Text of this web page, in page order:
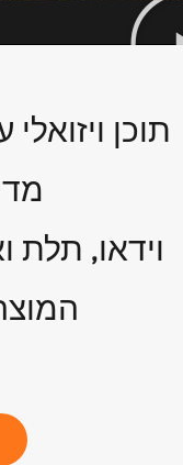
תוכן
וידאו, תלת